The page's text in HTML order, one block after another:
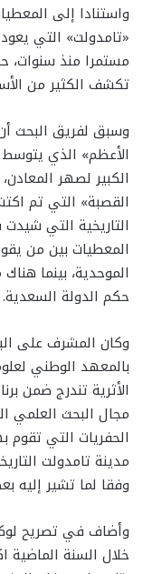
واستنادا إلى
«تامدولت» التي
مستمرا منذ سنوات،
تكشف الكثير من
وسبق لفريق البحث
الأعظم» الذي
الكبير لصهر
القصبة» التي تم
التاريخية التي
المعطيات بين من
الموحدية، بينما
حكم الدولة السعدية.
وكان المشرف على
بالمعهد الوطني
الأثرية تندرج ضمن
مجال البحث العلمي
الحفريات التي
مدينة تامدولت
وفقا لما تشير إليه
وأضاف في تصريح
خلال السنة